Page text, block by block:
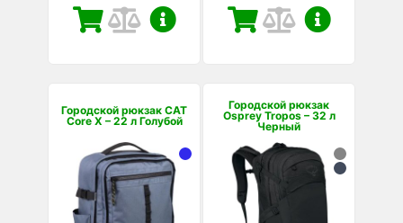
Городской рюкзак CAT
Core X – 22 л Голубой
Городской рюкзак
Osprey Tropos – 32 л
Черный